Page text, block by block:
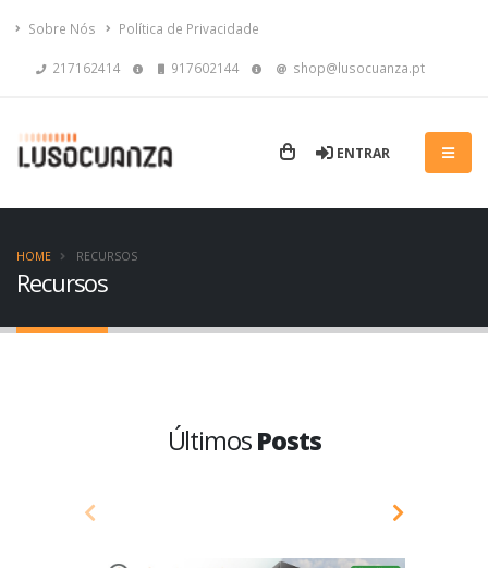
Sobre Nós Política de Privacidade
217162414 917602144 shop@lusocuanza.pt
ENTRAR
Recursos
HOME RECURSOS
ÚltimosPosts